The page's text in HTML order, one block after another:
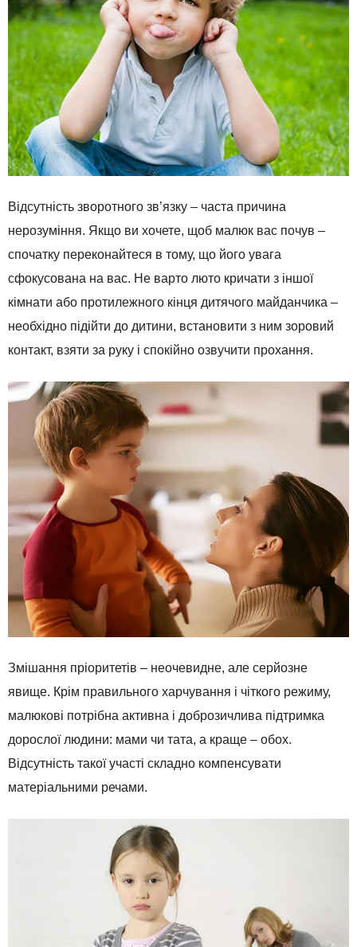
Відсутність зворотного зв’язку – часта причина
нерозуміння. Якщо ви хочете, щоб малюк вас почув –
спочатку переконайтеся в тому, що його увага
сфокусована на вас. Не варто люто кричати з іншої
кімнати або протилежного кінця дитячого майданчика –
необхідно підійти до дитини, встановити з ним зоровий
контакт, взяти за руку і спокійно озвучити прохання.
Змішання пріоритетів – неочевидне, але серйозне
явище. Крім правильного харчування і чіткого режиму,
малюкові потрібна активна і доброзичлива підтримка
дорослої людини: мами чи тата, а краще – обох.
Відсутність такої участі складно компенсувати
матеріальними речами.